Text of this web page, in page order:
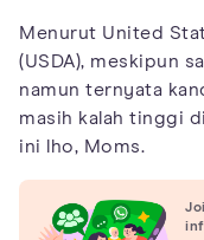
Menurut United
(USDA), meskipun
namun ternyata
masih kalah tinggi
ini lho, Moms.